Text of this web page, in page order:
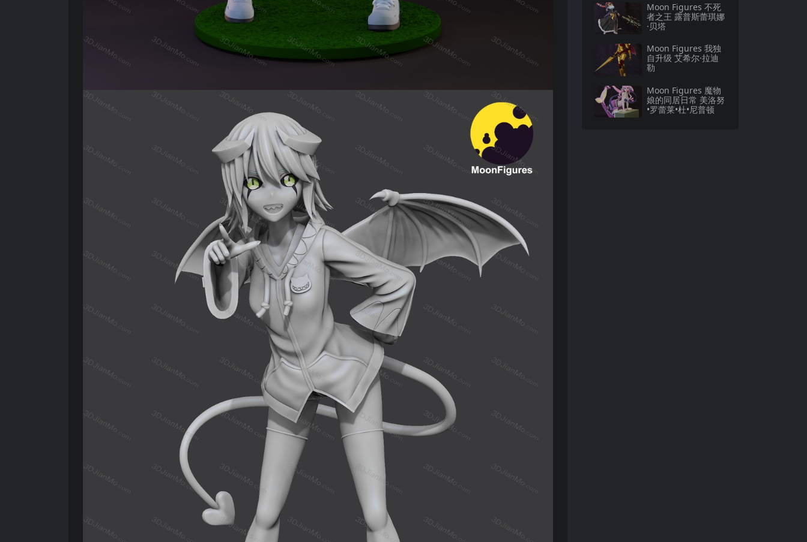
Moon Figures 不死
者之王 露普斯蕾琪娜
·贝塔
Moon Figures 我独
自升级 艾希尔·拉迪
勒
Moon Figures 魔物
娘的同居日常 美洛努
•罗蕾莱•杜•尼普顿